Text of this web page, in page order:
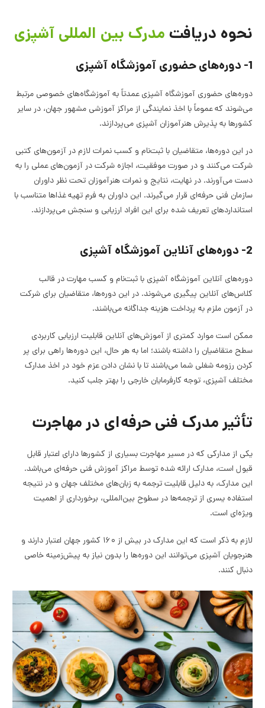
نحوه دریافت مدرک بین المللی آشپزی
1- دوره‌های حضوری آموزشگاه آشپزی
دوره‌های حضوری آموزشگاه آشپزی عمدتاً به آموزشگاه‌های خصوصی مرتبط
می‌شوند که عموماً با اخذ نمایندگی از مراکز آموزشی مشهور جهان، در سایر
کشورها به پذیرش هنرآموزان آشپزی می‌پردازند.
در این دوره‌ها، متقاضیان با ثبت‌نام و کسب نمرات لازم در آزمون‌های کتبی
شرکت می‌کنند و در صورت موفقیت، اجازه شرکت در آزمون‌های عملی را به
دست می‌آورند. در نهایت، نتایج و نمرات هنرآموزان تحت نظر داوران
سازمان فنی حرفه‌ای قرار می‌گیرند. این داوران به فرم تهیه غذاها متناسب با
استانداردهای تعریف شده برای این افراد ارزیابی و سنجش می‌پردازند.
2- دوره‌های آنلاین آموزشگاه آشپزی
دوره‌های آنلاین آموزشگاه آشپزی با ثبت‌نام و کسب مهارت در قالب
کلاس‌های آنلاین پیگیری می‌شوند. در این دوره‌ها، متقاضیان برای شرکت
در آزمون ملزم به پرداخت هزینه جداگانه می‌باشند.
ممکن است موارد کمتری از آموزش‌های آنلاین قابلیت ارزیابی کاربردی
سطح متقاضیان را داشته باشند؛ اما به هر حال، این دوره‌ها راهی برای پر
کردن رزومه شغلی شما می‌باشند تا با نشان دادن عزم خود در اخذ مدارک
مختلف آشپزی، توجه کارفرمایان خارجی را بهتر جلب کنید.
تأثیر مدرک فنی حرفه‌ای در مهاجرت
یکی از مدارکی که در مسیر مهاجرت بسیاری از کشورها دارای اعتبار قابل
قبول است، مدارک ارائه شده توسط مراکز آموزش فنی حرفه‌ای می‌باشد.
این مدارک، به دلیل قابلیت ترجمه به زبان‌های مختلف جهان و در نتیجه
استفاده یسری از ترجمه‌ها در سطوح بین‌المللی، برخورداری از اهمیت
ویژه‌ای است.
لازم به ذکر است که این مدارک در بیش از ۱۶۰ کشور جهان اعتبار دارند و
هنرجویان آشپزی می‌توانند این دوره‌ها را بدون نیاز به پیش‌زمینه خاصی
دنبال کنند.